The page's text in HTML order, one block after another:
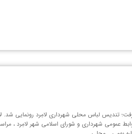
تندیس لباس محلی شهرداری لامِرد رونمایی
عمومی شهرداری و شورای اسلامی شهر لامِرد ،